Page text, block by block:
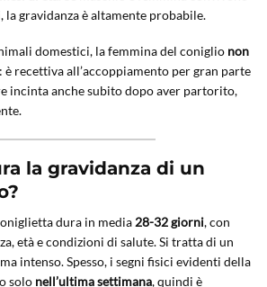
la gravidanza è altamente probabile.
domestici, la femmina del coniglio non
: è recettiva all’accoppiamento per gran parte
incinta anche subito dopo aver partorito,
la gravidanza di un
dura in media28-32 giorni, con
età e condizioni di salute. Si tratta di un
intenso. Spesso, i segni fisici evidenti della
solo nell’ultima settimana, quindi è